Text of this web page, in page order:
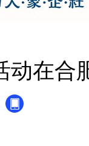
动在合